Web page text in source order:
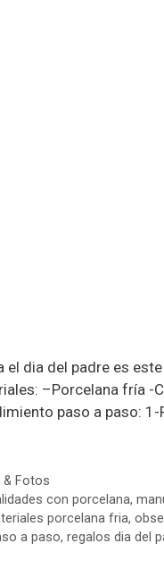
el dia del padre es
–Porcelana fría -
paso a paso: 1-
Fotos
con porcelana,
porcelana fria,
a paso, regalos dia del